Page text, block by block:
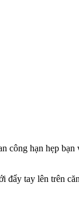
hạn hẹp bạn
đẩy tay lên trên